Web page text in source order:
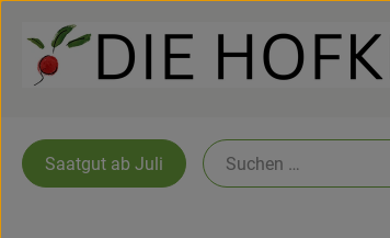
Saatgut ab Juli